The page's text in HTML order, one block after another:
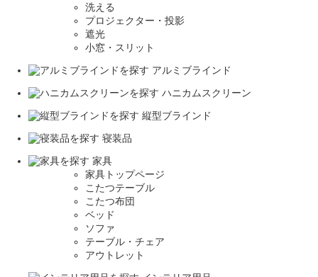
洗える
プロジェクター・投影
遮光
小窓・スリット
アルミブラインド
ハニカムスクリーン
縦型ブラインド
寝装品
家具
家具トップページ
こたつテーブル
こたつ布団
ベッド
ソファ
テーブル・チェア
アウトレット